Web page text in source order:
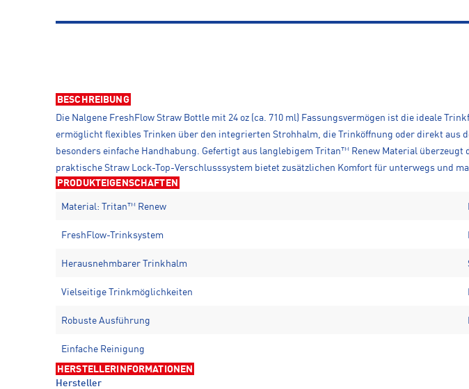
BESCHREIBUNG
Die Nalgene FreshFlow Straw Bottle mit 24 oz (ca. 710 ml) Fassungsvermögen ist die ideale
ermöglicht flexibles Trinken über den integrierten Strohhalm, die Trinköffnung oder direkt
besonders einfache Handhabung. Gefertigt aus langlebigem Tritan™ Renew Material
praktische Straw Lock-Top-Verschlusssystem bietet zusätzlichen Komfort für unterwegs und
PRODUKTEIGENSCHAFTEN
Material: Tritan™ Renew
FreshFlow-Trinksystem
Herausnehmbarer Trinkhalm
Vielseitige Trinkmöglichkeiten
Robuste Ausführung
Einfache Reinigung
HERSTELLERINFORMATIONEN
Hersteller